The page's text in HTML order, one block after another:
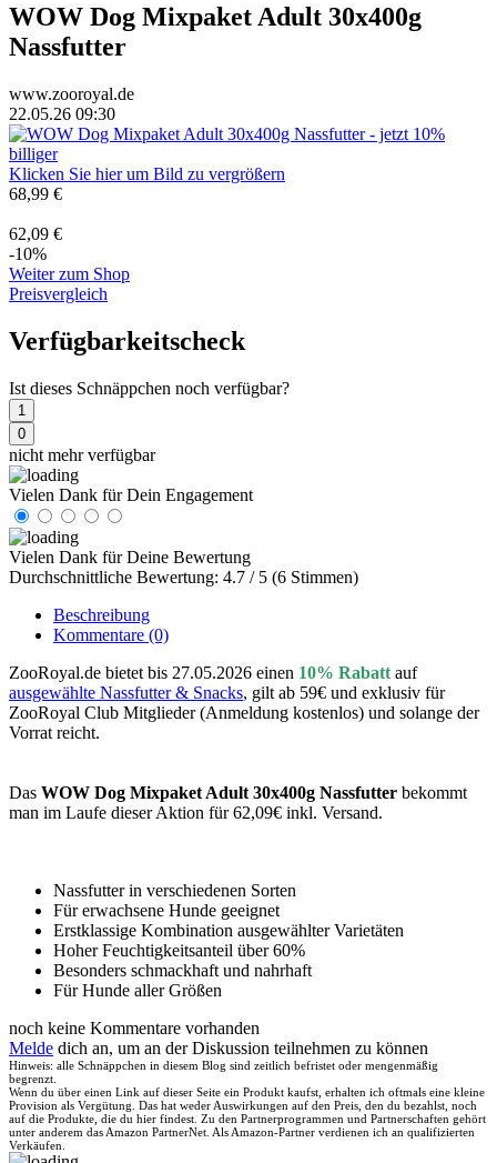
WOW Dog Mixpaket Adult 30x400g
Nassfutter
www.zooroyal.de
22.05.26 09:30
Klicken Sie hier um Bild zu vergrößern
68,99 €
62,09 €
-10%
Weiter zum Shop
Preisvergleich
Verfügbarkeitscheck
Ist dieses Schnäppchen noch verfügbar?
1
0
nicht mehr verfügbar
Vielen Dank für Dein Engagement
Vielen Dank für Deine Bewertung
Durchschnittliche Bewertung: 4.7 / 5 (6 Stimmen)
Beschreibung
Kommentare (0)
ZooRoyal.de bietet bis 27.05.2026 einen 10% Rabatt auf
ausgewählte Nassfutter & Snacks, gilt ab 59€ und exklusiv für
ZooRoyal Club Mitglieder (Anmeldung kostenlos) und solange der
Vorrat reicht.
Das WOW Dog Mixpaket Adult 30x400g Nassfutter bekommt
man im Laufe dieser Aktion für 62,09€ inkl. Versand.
Nassfutter in verschiedenen Sorten
Für erwachsene Hunde geeignet
Erstklassige Kombination ausgewählter Varietäten
Hoher Feuchtigkeitsanteil über 60%
Besonders schmackhaft und nahrhaft
Für Hunde aller Größen
noch keine Kommentare vorhanden
Melde dich an, um an der Diskussion teilnehmen zu können
Hinweis: alle Schnäppchen in diesem Blog sind zeitlich befristet oder mengenmäßig
begrenzt.
Wenn du über einen Link auf dieser Seite ein Produkt kaufst, erhalten ich oftmals eine kleine
Provision als Vergütung. Das hat weder Auswirkungen auf den Preis, den du bezahlst, noch
auf die Produkte, die du hier findest. Zu den Partnerprogrammen und Partnerschaften gehört
unter anderem das Amazon PartnerNet. Als Amazon-Partner verdienen ich an qualifizierten
Verkäufen.